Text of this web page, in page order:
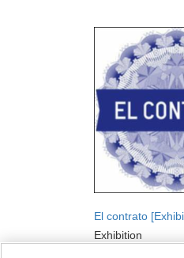
El contrato
Exhibition